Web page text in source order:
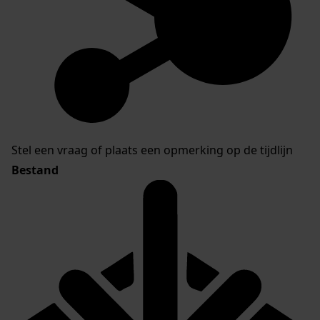
Stel een vraag of plaats een opmerking op de tijdlijn
Bestand